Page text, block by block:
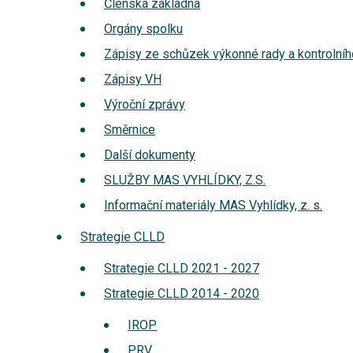
Členská základna
Orgány spolku
Zápisy ze schůzek výkonné rady a
Zápisy VH
Výroční zprávy
Směrnice
Další dokumenty
SLUŽBY MAS VYHLÍDKY, Z.S.
Informační materiály MAS Vyhlídky, z. s.
Strategie CLLD
Strategie CLLD 2021 - 2027
Strategie CLLD 2014 - 2020
IROP